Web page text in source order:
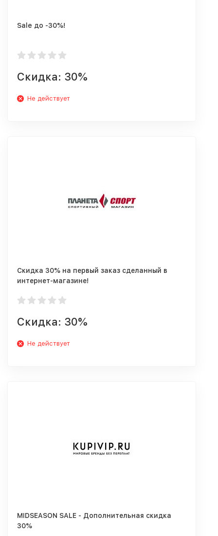
Sale до -30%!
Скидка: 30%
Не действует
Скидка 30% на первый заказ сделанный в
интернет-магазине!
Скидка: 30%
Не действует
MIDSEASON SALE - Дополнительная скидка
30%